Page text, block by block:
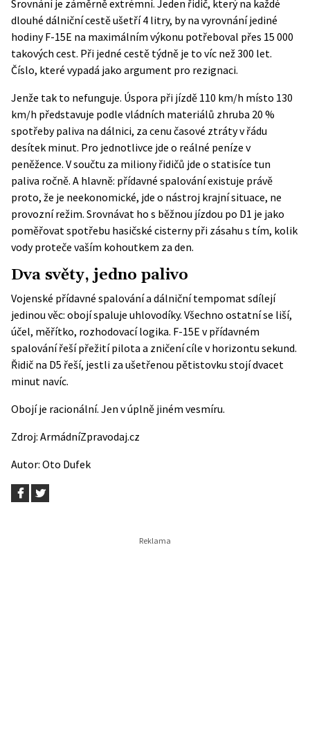
Srovnání je záměrně extrémní. Jeden řidič, který na každé
dlouhé dálniční cestě ušetří 4 litry, by na vyrovnání jediné
hodiny F-15E na maximálním výkonu potřeboval přes 15 000
takových cest. Při jedné cestě týdně je to víc než 300 let.
Číslo, které vypadá jako argument pro rezignaci.
Jenže tak to nefunguje. Úspora při jízdě 110 km/h místo 130
km/h představuje podle vládních materiálů zhruba 20 %
spotřeby paliva na dálnici, za cenu časové ztráty v řádu
desítek minut. Pro jednotlivce jde o reálné peníze v
peněžence. V součtu za miliony řidičů jde o statisíce tun
paliva ročně. A hlavně: přídavné spalování existuje právě
proto, že je neekonomické, jde o nástroj krajní situace, ne
provozní režim. Srovnávat ho s běžnou jízdou po D1 je jako
poměřovat spotřebu hasičské cisterny při zásahu s tím, kolik
vody proteče vaším kohoutkem za den.
Dva světy, jedno palivo
Vojenské přídavné spalování a dálniční tempomat sdílejí
jedinou věc: obojí spaluje uhlovodíky. Všechno ostatní se liší,
účel, měřítko, rozhodovací logika. F-15E v přídavném
spalování řeší přežití pilota a zničení cíle v horizontu sekund.
Řidič na D5 řeší, jestli za ušetřenou pětistovku stojí dvacet
minut navíc.
Obojí je racionální. Jen v úplně jiném vesmíru.
Zdroj: ArmádníZpravodaj.cz
Autor: Oto Dufek